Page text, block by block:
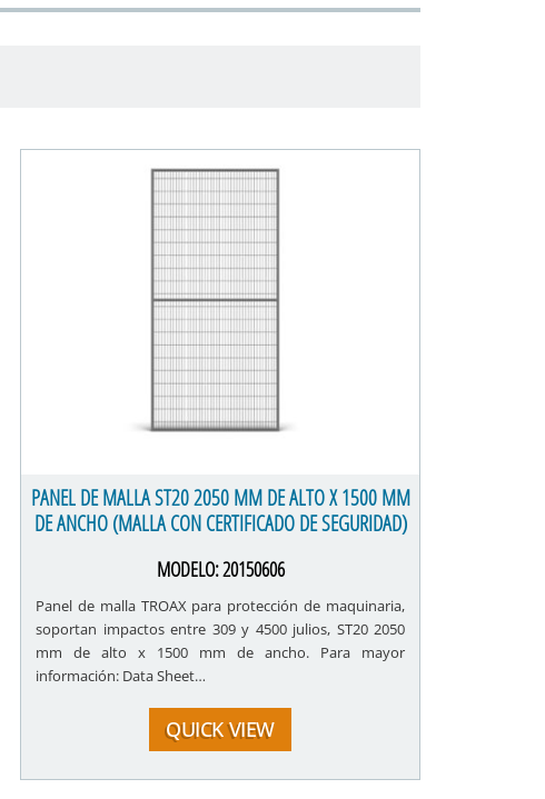
PANEL DE MALLA ST20 2050 MM DE ALTO X 1500 MM
DE ANCHO (MALLA CON CERTIFICADO DE SEGURIDAD)
MODELO:20150606
Panel de malla TROAX para protección de maquinaria,
soportan impactos entre 309 y 4500 julios, ST20 2050
mm de alto x 1500 mm de ancho. Para mayor
información: Data Sheet…
QUICK VIEW